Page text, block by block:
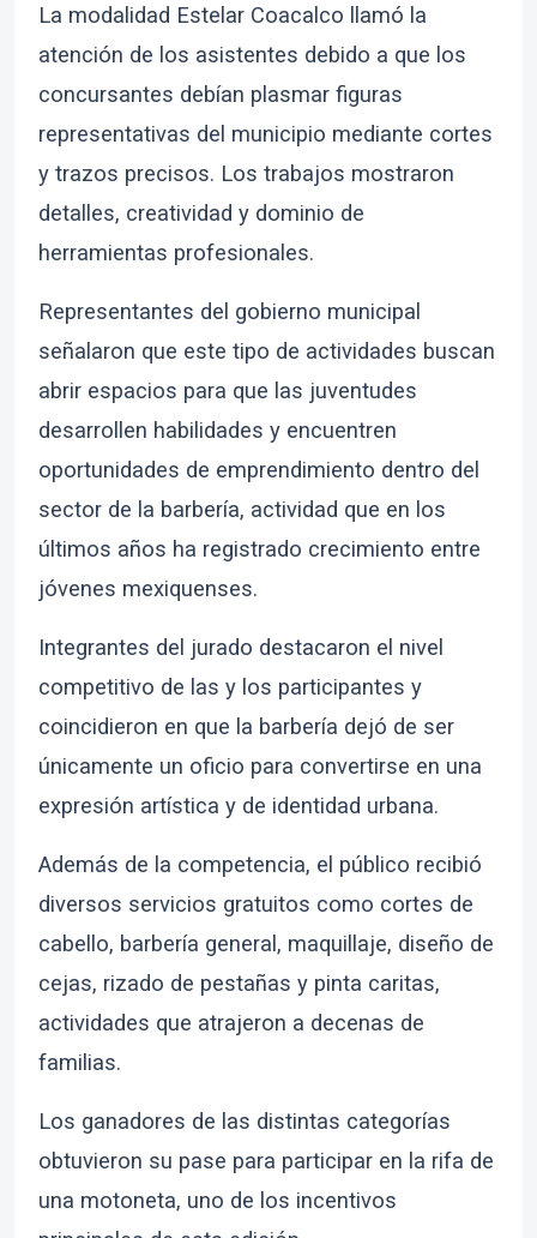
La modalidad Estelar Coacalco llamó la
atención de los asistentes debido a que los
concursantes debían plasmar figuras
representativas del municipio mediante cortes
y trazos precisos. Los trabajos mostraron
detalles, creatividad y dominio de
herramientas profesionales.
Representantes del gobierno municipal
señalaron que este tipo de actividades buscan
abrir espacios para que las juventudes
desarrollen habilidades y encuentren
oportunidades de emprendimiento dentro del
sector de la barbería, actividad que en los
últimos años ha registrado crecimiento entre
jóvenes mexiquenses.
Integrantes del jurado destacaron el nivel
competitivo de las y los participantes y
coincidieron en que la barbería dejó de ser
únicamente un oficio para convertirse en una
expresión artística y de identidad urbana.
Además de la competencia, el público recibió
diversos servicios gratuitos como cortes de
cabello, barbería general, maquillaje, diseño de
cejas, rizado de pestañas y pinta caritas,
actividades que atrajeron a decenas de
familias.
Los ganadores de las distintas categorías
obtuvieron su pase para participar en la rifa de
una motoneta, uno de los incentivos